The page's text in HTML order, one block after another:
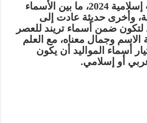
تتنوع أسماء بنات إسلامية 2024، ما بين الأسماء
وأخرى حديثة عادت إلى
لتكون ضمن أسماء تريند للعصر
الاسم وجمال معناه، مع العلم
أسماء المواليد أن يكون
أو إسلامي.